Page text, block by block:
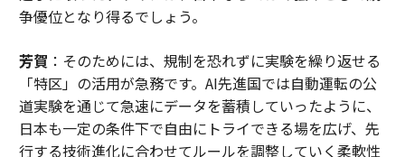
争優位となり得るでしょう。
芳賀 ：そのためには、規制を恐れずに実験を繰り返せる
「特区」の活用が急務です。AI先進国では自動運転の公
道実験を通じて急速にデータを蓄積していったように、
日本も一定の条件下で自由にトライできる場を広げ、先
行する技術進化に合わせてルールを調整していく柔軟性